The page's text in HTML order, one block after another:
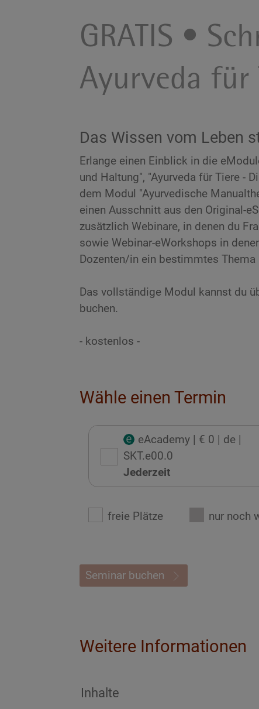
GRATIS •
Ayurveda für
Das Wissen vom Leben
Erlange einen Einblick in die
und Haltung", "Ayurveda für Tiere -
dem Modul "Ayurvedische
einen Ausschnitt aus den Original-
zusätzlich Webinare, in denen du
sowie Webinar-eWorkshops in
Dozenten/in ein bestimmtes
Das vollständige Modul kannst du
buchen.
- kostenlos -
Wähle einen Termin
eAcademy | € 0 | de |
SKT.e00.0
Jederzeit
freie Plätze nur noch
Seminar buchen
Weitere Informationen
Inhalte